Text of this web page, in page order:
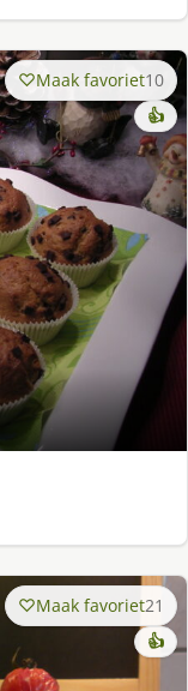
Maak favoriet10
👍
Maak favoriet21
👍